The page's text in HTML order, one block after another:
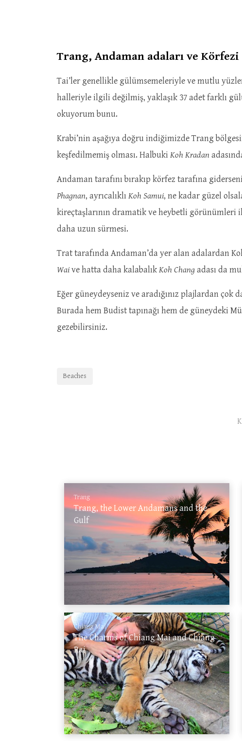
Trang, Andaman adaları ve
Tai’ler genellikle gülümsemeleriyle ve mutlu
halleriyle ilgili değilmiş, yaklaşık 37 adet farklı
okuyorum bunu.
Krabi’nin aşağıya doğru indiğimizde Trang
keşfedilmemiş olması. Halbuki Koh Kradan
Andaman tarafını bırakıp körfez tarafına
Phagnan, ayrıcalıklıKoh Samui, ne kadar güzel
kireçtaşlarının dramatik ve heybetli görünümleri
daha uzun sürmesi.
Trat tarafında Andaman’da yer alan adalardan
Waive hatta daha kalabalıkKoh Changadası da
Eğer güneydeyseniz ve aradığınız plajlardan
Burada hem Budist tapınağı hem de güneydeki
gezebilirsiniz.
Beaches
Trang
Trang, the Lower Andamans and the
Gulf
Chiang Mai
The Charms of Chiang Mai and Chiang
Rai